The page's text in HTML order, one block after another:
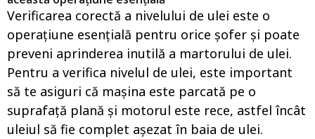
Verificarea corectă a nivelului de ulei este o
operațiune esențială pentru orice șofer și poate
preveni aprinderea inutilă a martorului de ulei.
Pentru a verifica nivelul de ulei, este important
să te asiguri că mașina este parcată pe o
suprafață plană și motorul este rece, astfel încât
uleiul să fie complet așezat în baia de ulei.